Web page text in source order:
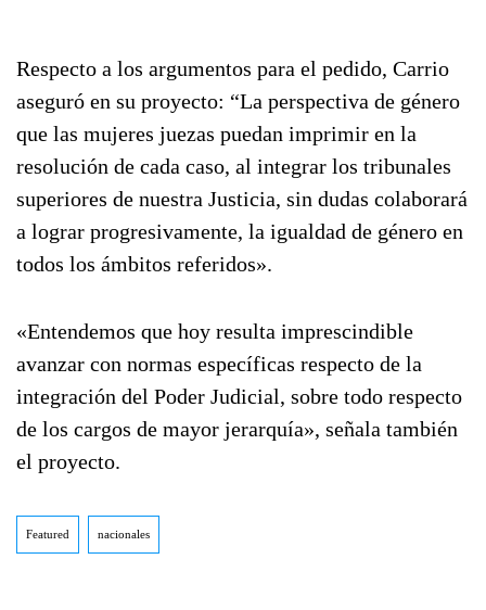
Respecto a los argumentos para el pedido, Carrio
aseguró en su proyecto: “La perspectiva de género
que las mujeres juezas puedan imprimir en la
resolución de cada caso, al integrar los tribunales
superiores de nuestra Justicia, sin dudas colaborará
a lograr progresivamente, la igualdad de género en
todos los ámbitos referidos».
«Entendemos que hoy resulta imprescindible
avanzar con normas específicas respecto de la
integración del Poder Judicial, sobre todo respecto
de los cargos de mayor jerarquía», señala también
el proyecto.
Featured nacionales